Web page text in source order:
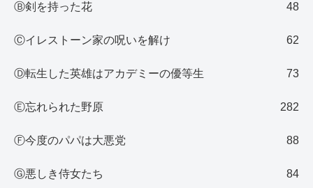
Ⓑ剣を持った花 48
Ⓒイレストーン家の呪いを解け 62
Ⓓ転生した英雄はアカデミーの優等生 73
Ⓔ忘れられた野原 282
Ⓕ今度のパパは大悪党 88
Ⓖ悪しき侍女たち 84